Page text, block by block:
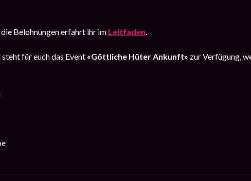
Belohnungen erfahrt ihr im Leitfaden.
steht für euch das Event «Göttliche Hüter Ankunft» zur Verfügung,